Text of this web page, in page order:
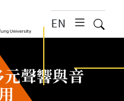
Institute of Music, National
EN
漢堡選
聲響與音